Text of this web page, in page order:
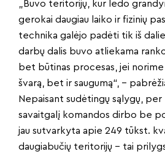
„Buvo teritorijų, kur ledo
gerokai daugiau laiko ir fizinių
technika galėjo padėti tik iš
darbų dalis buvo atliekama
bet būtinas procesas, jei
švarą, bet ir saugumą“, –
Nepaisant sudėtingų sąlygų, per
savaitgalį komandos dirbo be
jau sutvarkyta apie 249 tūkst.
daugiabučių teritorijų – tai